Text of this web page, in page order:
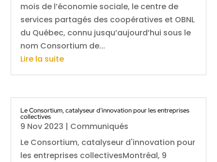
mois de l’économie sociale, le centre de
services partagés des coopératives et OBNL
du Québec, connu jusqu’aujourd’hui sous le
nom Consortium de...
Lire la suite
Le Consortium, catalyseur d’innovation pour les entreprises
collectives
9 Nov 2023 | Communiqués
Le Consortium, catalyseur d'innovation pour
les entreprises collectivesMontréal, 9